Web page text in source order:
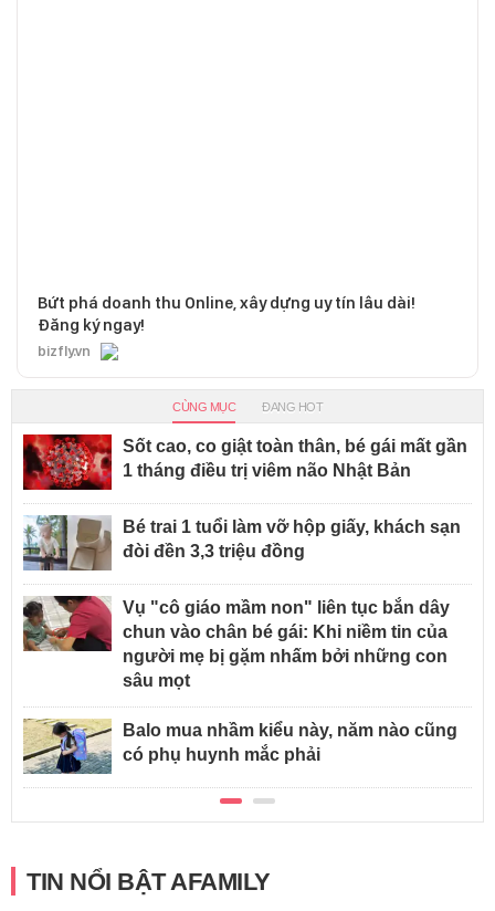
Bứt phá doanh thu Online, xây dựng uy tín lâu dài!
Đăng ký ngay!
bizfly.vn
CÙNG MỤC ĐANG HOT
Sốt cao, co giật toàn thân, bé gái mất gần
1 tháng điều trị viêm não Nhật Bản
Bé trai 1 tuổi làm vỡ hộp giấy, khách sạn
đòi đền 3,3 triệu đồng
Vụ "cô giáo mầm non" liên tục bắn dây
chun vào chân bé gái: Khi niềm tin của
người mẹ bị gặm nhấm bởi những con
sâu mọt
Balo mua nhầm kiểu này, năm nào cũng
có phụ huynh mắc phải
TIN NỔI BẬT AFAMILY